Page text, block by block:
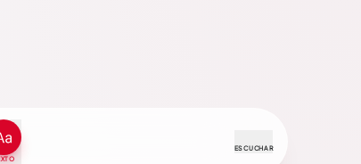
ESCUCHAR